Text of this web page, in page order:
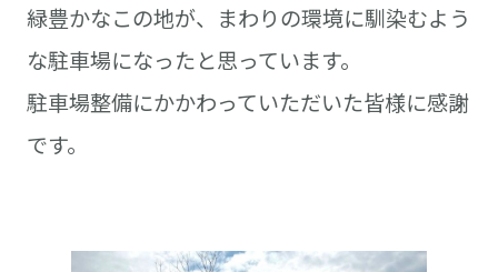
緑豊かなこの地が、まわりの環境に馴染むよう
な駐車場になったと思っています。
駐車場整備にかかわっていただいた皆様に感謝
です。